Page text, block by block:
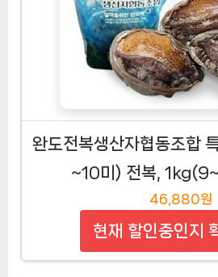
완도전복생산자협동조합
~10미) 전복,
46,880원
현재 할인중인지